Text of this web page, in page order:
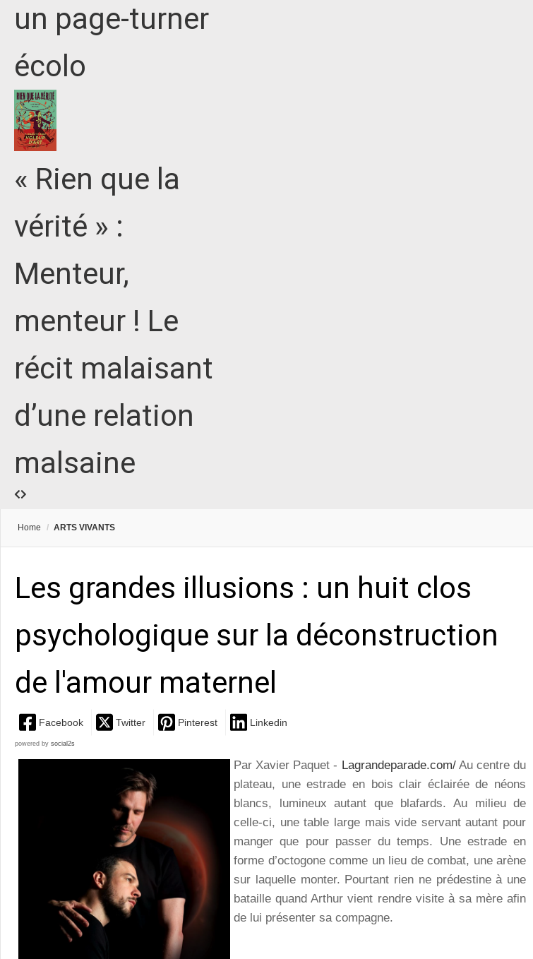
un page-turner
écolo
« Rien que la
vérité » :
Menteur,
menteur ! Le
récit malaisant
d’une relation
malsaine
Home / ARTS VIVANTS
Les grandes illusions : un huit clos
psychologique sur la déconstruction
de l'amour maternel
Facebook Twitter Pinterest Linkedin
powered by social2s
Par Xavier Paquet - Lagrandeparade.com/Au centre du
plateau, une estrade en bois clair éclairée de néons
blancs, lumineux autant que blafards. Au milieu de
celle-ci, une table large mais vide servant autant pour
manger que pour passer du temps. Une estrade en
forme d’octogone comme un lieu de combat, une arène
sur laquelle monter. Pourtant rien ne prédestine à une
bataille quand Arthur vient rendre visite à sa mère afin
de lui présenter sa compagne.